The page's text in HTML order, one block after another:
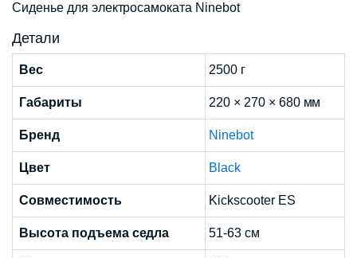
Сиденье для электросамоката Ninebot
Детали
Вес 2500 г
Габариты 220 × 270 × 680 мм
Бренд Ninebot
Цвет Black
Совместимость Kickscooter ES
Высота подъема седла 51-63 см